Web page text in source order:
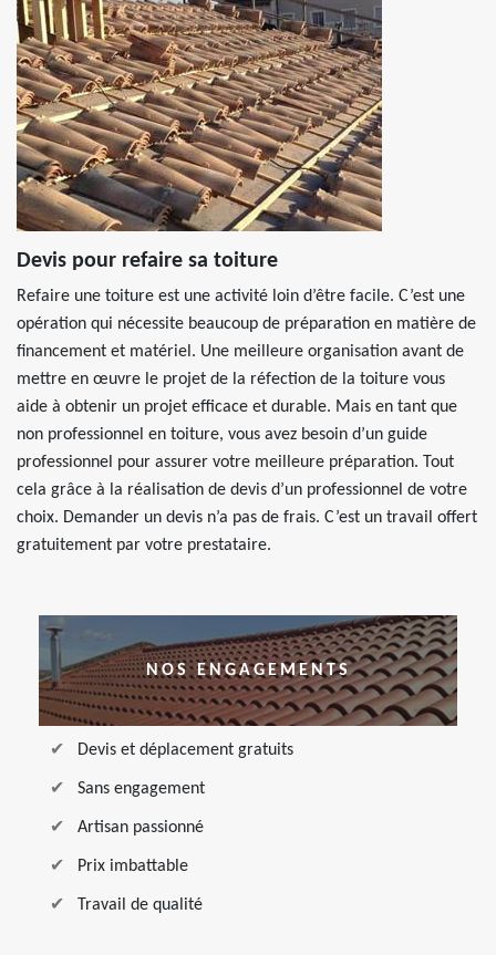
Devis pour refaire sa toiture
Refaire une toiture est une activité loin d’être facile. C’est une
opération qui nécessite beaucoup de préparation en matière de
financement et matériel. Une meilleure organisation avant de
mettre en œuvre le projet de la réfection de la toiture vous
aide à obtenir un projet efficace et durable. Mais en tant que
non professionnel en toiture, vous avez besoin d’un guide
professionnel pour assurer votre meilleure préparation. Tout
cela grâce à la réalisation de devis d’un professionnel de votre
choix. Demander un devis n’a pas de frais. C’est un travail offert
gratuitement par votre prestataire.
NOS ENGAGEMENTS
Devis et déplacement gratuits
Sans engagement
Artisan passionné
Prix imbattable
Travail de qualité